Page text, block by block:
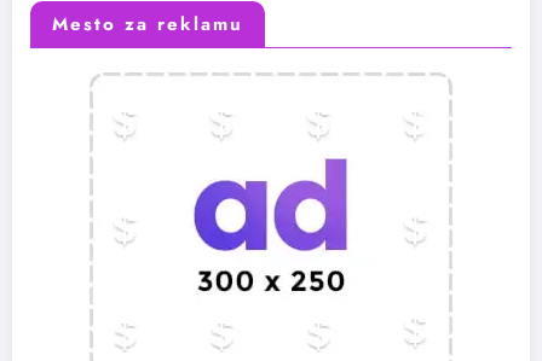
Mesto za reklamu